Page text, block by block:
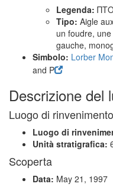
Legenda:
Tipo: Aigle
un foudre,
gauche,
Simbolo: Lorber
and Ρ
Descrizione del
Luogo di rinvenimento
Luogo di
Unità stratigrafica:
Scoperta
Data: May 21, 1997